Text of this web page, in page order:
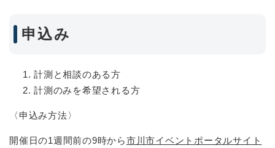
申込み
計測と相談のある方
計測のみを希望される方
〈申込み方法〉
開催日の1週間前の9時から市川市イベントポータルサイト